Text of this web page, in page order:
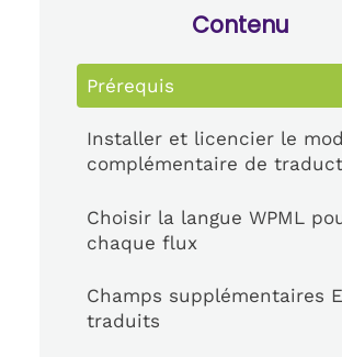
Contenu
Prérequis
Installer et licencier le
complémentaire de
Choisir la langue WPML
chaque flux
Champs supplémentaires
traduits